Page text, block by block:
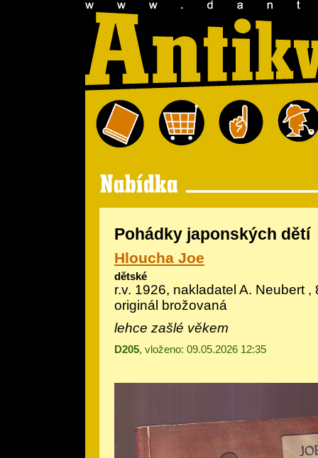
Pohádky japonských dětí
Hloucha Joe
dětské
r.v. 1926, nakladatel A. Neubert ,
originál brožovaná
lehce zašlé věkem
D205, vloženo: 09.05.2026 12:35